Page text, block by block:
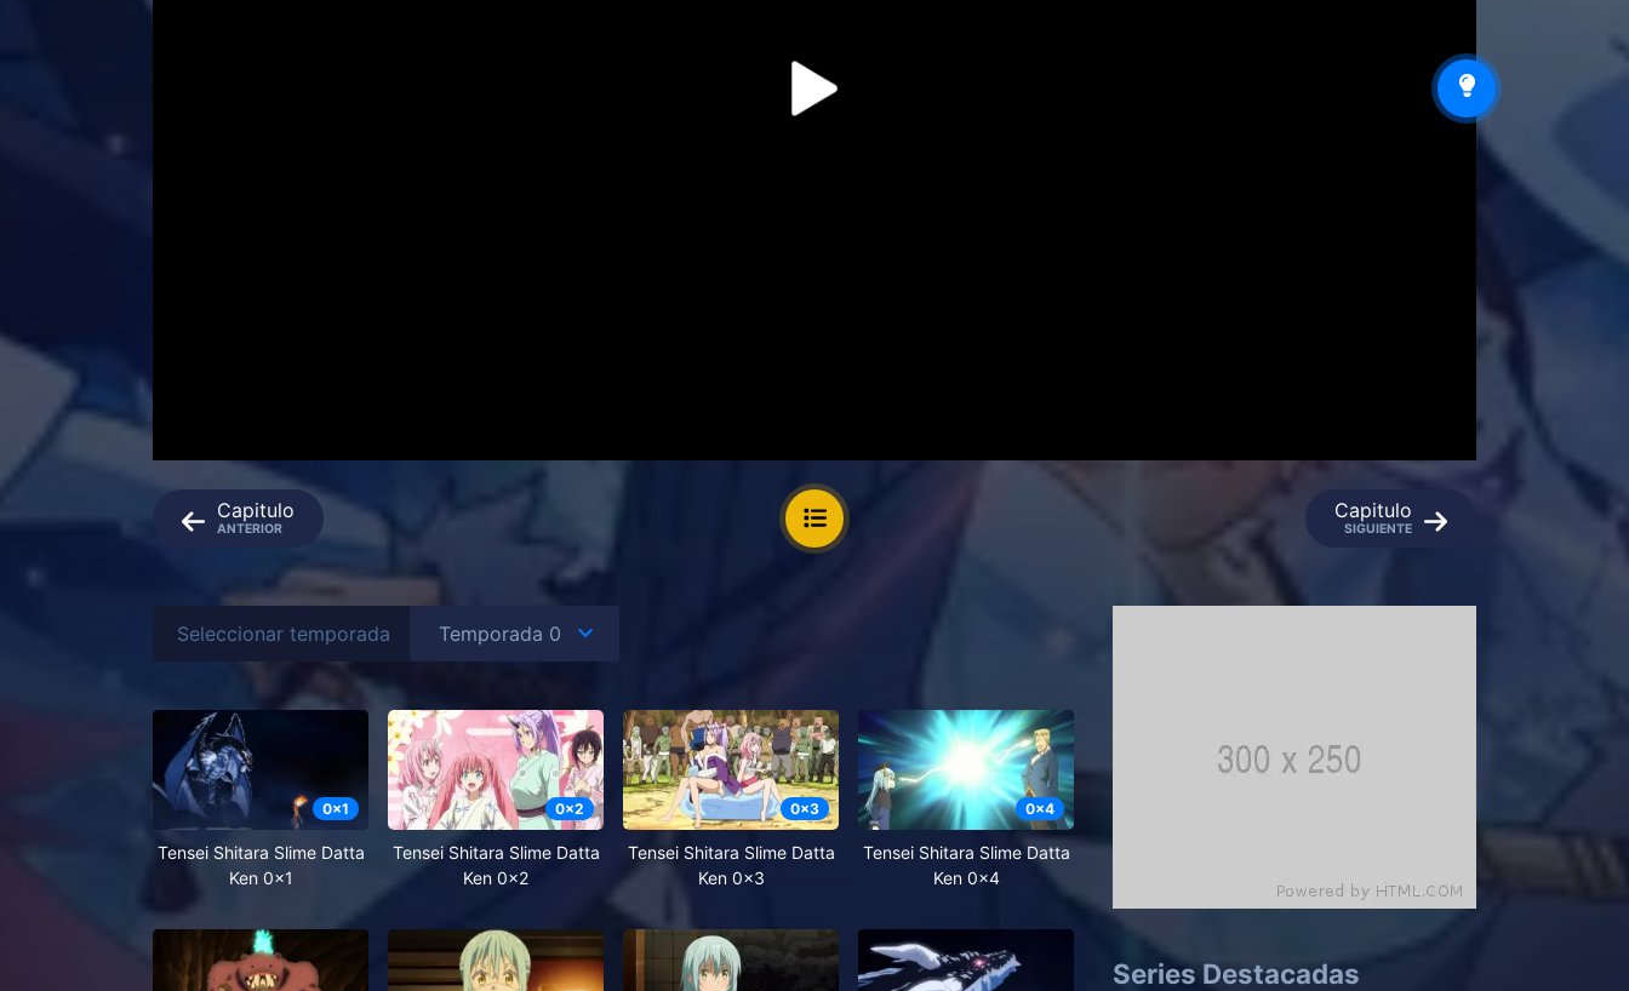
Capitulo
ANTERIOR
Capitulo
SIGUIENTE
Seleccionar temporada
0x1
Tensei Shitara Slime Datta
Ken 0x1
0x2
Tensei Shitara Slime Datta
Ken 0x2
0x3
Tensei Shitara Slime Datta
Ken 0x3
0x4
Tensei Shitara Slime Datta
Ken 0x4
Series Destacadas